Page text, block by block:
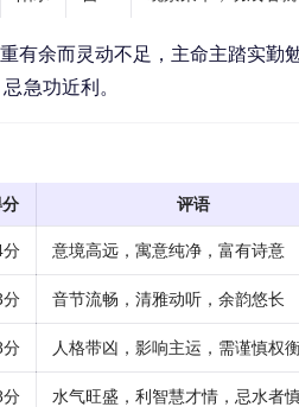
有余而灵动不足，主命主踏实
急功近利。
评语
分 意境高远，寓意纯净，富有诗意
分 音节流畅，清雅动听，余韵悠长
分 人格带凶，影响主运，需谨慎权
分 水气旺盛，利智慧才情，忌水者